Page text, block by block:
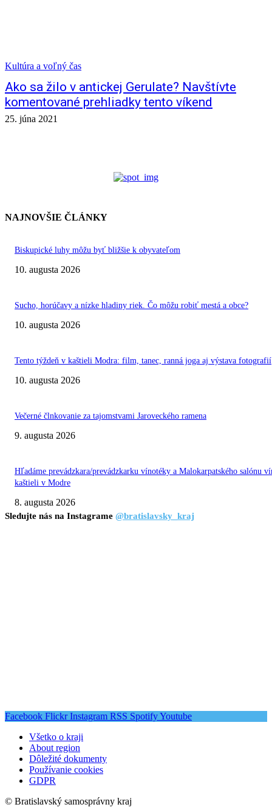
Kultúra a voľný čas
Ako sa žilo v antickej Gerulate? Navštívte
komentované prehliadky tento víkend
25. júna 2021
NAJNOVŠIE ČLÁNKY
Biskupické luhy môžu byť bližšie k obyvateľom
10. augusta 2026
Sucho, horúčavy a nízke hladiny riek. Čo môžu robiť mestá a obce?
10. augusta 2026
Tento týždeň v kaštieli Modra: film, tanec, ranná joga aj výstava fotografií
10. augusta 2026
Večerné člnkovanie za tajomstvami Jaroveckého ramena
9. augusta 2026
Hľadáme prevádzkara/prevádzkarku vínotéky a Malokarpatského salónu
kaštieli v Modre
8. augusta 2026
Sledujte nás na Instagrame @bratislavsky_kraj
Facebook Flickr Instagram RSS SpotifyYoutube
Všetko o kraji
About region
Dôležité dokumenty
Používanie cookies
GDPR
© Bratislavský samosprávny kraj